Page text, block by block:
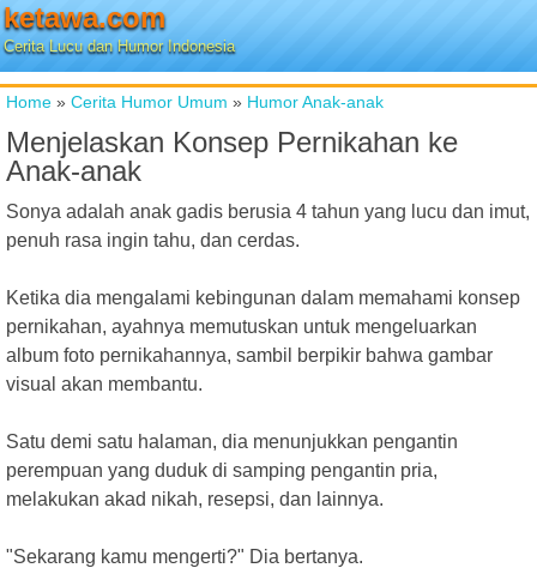
ketawa.com
Cerita Lucu dan Humor Indonesia
Home » Cerita Humor Umum » Humor Anak-anak
Menjelaskan Konsep Pernikahan ke
Anak-anak
Sonya adalah anak gadis berusia 4 tahun yang lucu dan imut,
penuh rasa ingin tahu, dan cerdas.
Ketika dia mengalami kebingunan dalam memahami konsep
pernikahan, ayahnya memutuskan untuk mengeluarkan
album foto pernikahannya, sambil berpikir bahwa gambar
visual akan membantu.
Satu demi satu halaman, dia menunjukkan pengantin
perempuan yang duduk di samping pengantin pria,
melakukan akad nikah, resepsi, dan lainnya.
"Sekarang kamu mengerti?" Dia bertanya.